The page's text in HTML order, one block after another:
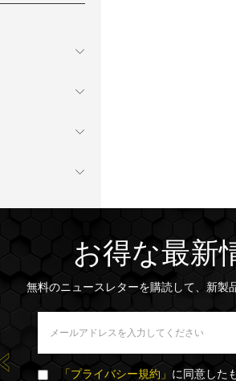
お得な最新
無料のニュースレターを購読して、新製
「プライバシー規約」 に同意した